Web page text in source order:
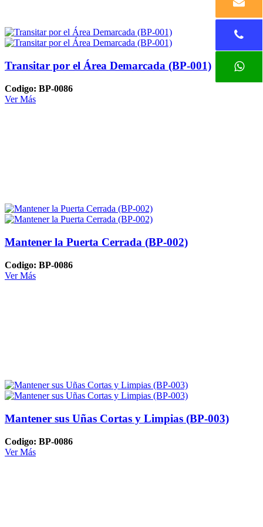
Transitar por el Área Demarcada (BP-001)
Codigo: BP-0086
Ver Más
Mantener la Puerta Cerrada (BP-002)
Codigo: BP-0086
Ver Más
Mantener sus Uñas Cortas y Limpias (BP-003)
Codigo: BP-0086
Ver Más